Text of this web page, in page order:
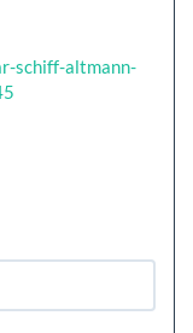
schiff-altmann-